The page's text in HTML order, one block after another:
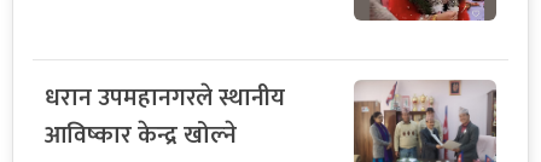
धरान उपमहानगरले स्थानीय
आविष्कार केन्द्र खोल्ने